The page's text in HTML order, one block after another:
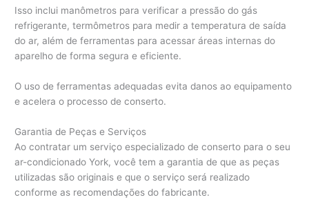
Isso inclui manômetros para verificar a pressão do gás
refrigerante, termômetros para medir a temperatura de saída
do ar, além de ferramentas para acessar áreas internas do
aparelho de forma segura e eficiente.
O uso de ferramentas adequadas evita danos ao equipamento
e acelera o processo de conserto.
Garantia de Peças e Serviços
Ao contratar um serviço especializado de conserto para o seu
ar-condicionado York, você tem a garantia de que as peças
utilizadas são originais e que o serviço será realizado
conforme as recomendações do fabricante.